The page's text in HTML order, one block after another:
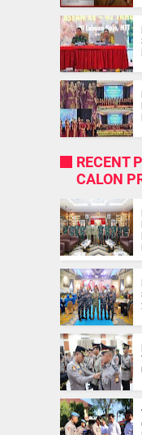
RECENT
CALON